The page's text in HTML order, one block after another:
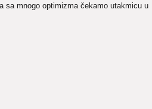
sa mnogo optimizma čekamo utakmicu u